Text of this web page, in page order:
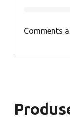
Comments